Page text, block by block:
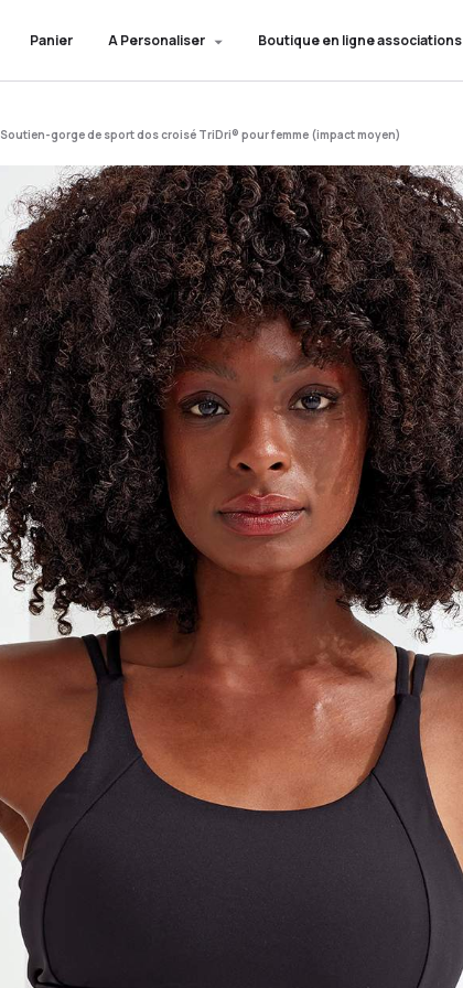
Panier A Personaliser Boutique en ligne associations
Soutien-gorge de sport dos croisé TriDri® pour femme (impact moyen)